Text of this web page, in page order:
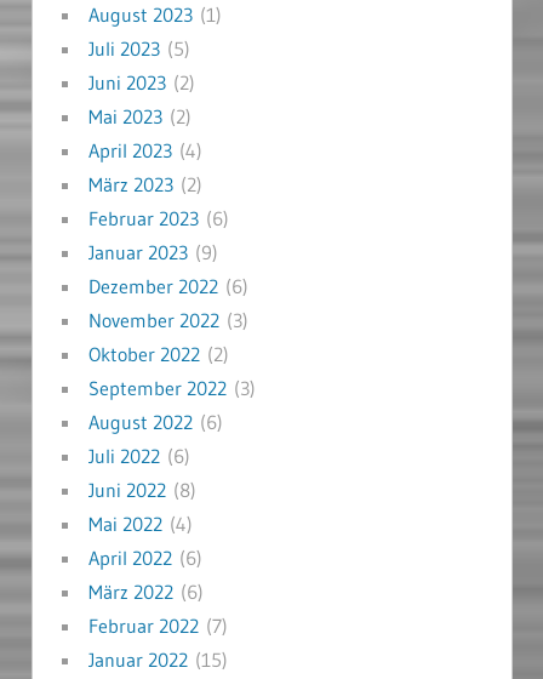
August 2023(1)
Juli 2023(5)
Juni 2023(2)
Mai 2023(2)
April 2023(4)
März 2023(2)
Februar 2023(6)
Januar 2023(9)
Dezember 2022(6)
November 2022(3)
Oktober 2022(2)
September 2022(3)
August 2022(6)
Juli 2022(6)
Juni 2022(8)
Mai 2022(4)
April 2022(6)
März 2022(6)
Februar 2022(7)
Januar 2022(15)